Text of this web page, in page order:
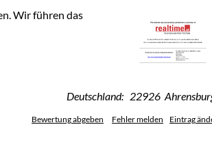
Wir führen das
Deutschland: 22926
Bewertung abgeben Fehler melden Eintrag